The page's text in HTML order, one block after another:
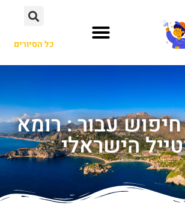
כל הסיורים
עבור : רומא
הישראלי